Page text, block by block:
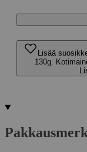
Lisää
130g.